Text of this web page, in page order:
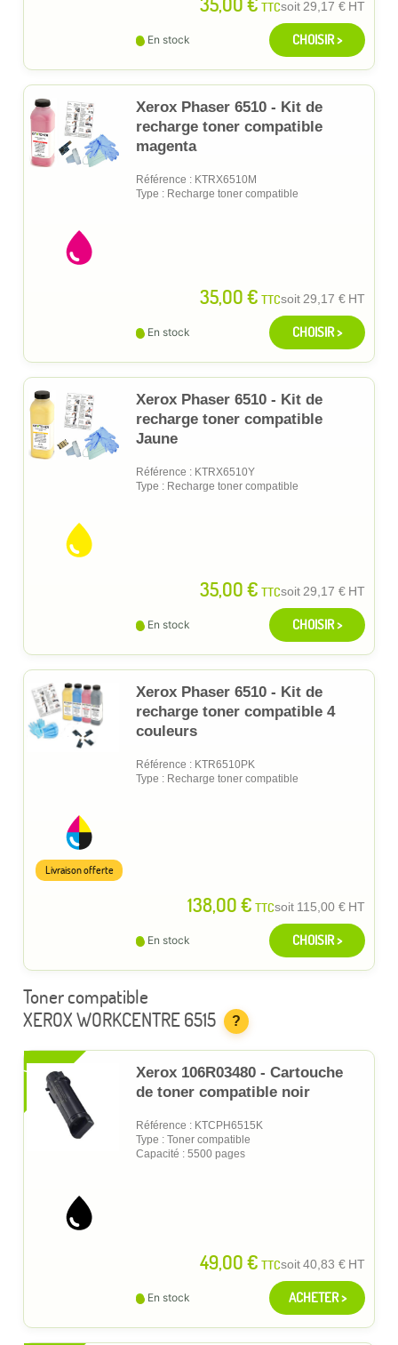
TTCsoit29,17 € HT
En stock CHOISIR >
Xerox Phaser 6510 - Kit de
recharge toner compatible
magenta
Référence : KTRX6510M
Type : Recharge toner compatible
35,00 € TTCsoit29,17 € HT
En stock CHOISIR >
Xerox Phaser 6510 - Kit de
recharge toner compatible
Jaune
Référence : KTRX6510Y
Type : Recharge toner compatible
35,00 € TTCsoit29,17 € HT
En stock CHOISIR >
Xerox Phaser 6510 - Kit de
recharge toner compatible 4
couleurs
Référence : KTR6510PK
Type : Recharge toner compatible
138,00 € TTCsoit 115,00 € HT
Livraison offerte
En stock CHOISIR >
Toner compatible
XEROX WORKCENTRE 6515
?
XL
Xerox 106R03480 - Cartouche
de toner compatible noir
Référence : KTCPH6515K
Type : Toner compatible
Capacité : 5500 pages
49,00 € TTCsoit40,83 € HT
En stock ACHETER >